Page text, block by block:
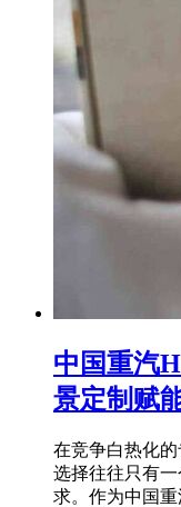
中国重汽
景定制赋
在竞争白热化
选择往往只有
求。作为中国